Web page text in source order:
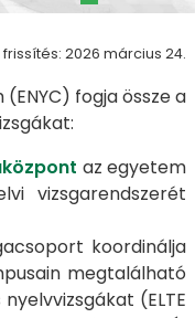
2026 március 24.
fogja össze a
az egyetem
vizsgarendszerét
koordinálja
megtalálható
(ELTE